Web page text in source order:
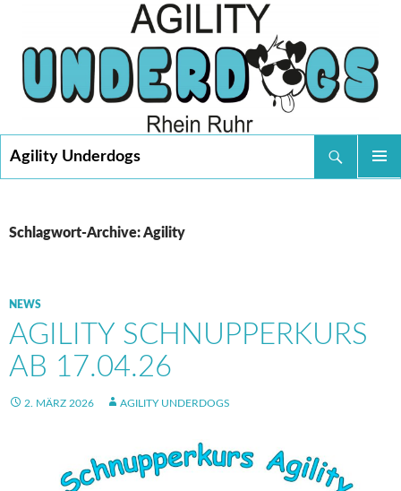
Agility Underdogs
Schlagwort-Archive: Agility
NEWS
AGILITY SCHNUPPERKURS
AB 17.04.26
2. MÄRZ 2026 AGILITY UNDERDOGS